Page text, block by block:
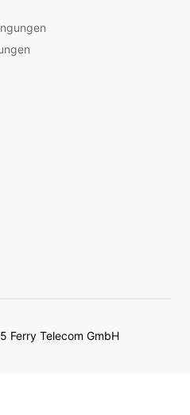
Ferry Telecom GmbH